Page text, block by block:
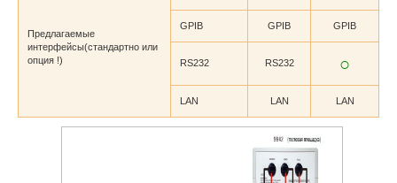
Предлагаемые
интерфейсы(стандартно или
опция !)
GPIB GPIB GPIB
RS232 RS232 ○
LAN LAN LAN